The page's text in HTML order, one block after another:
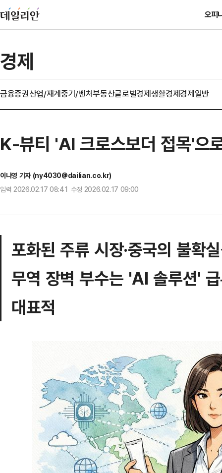
오피
경제
금융증권산업/재계중기/벤처부동산글로벌경제생활경제경제일반
K-뷰티 'AI 크로스보더 접목'으
이나영 기자 (ny4030@dailian.co.kr)
입력 2026.02.17 08:41 수정 2026.02.17 09:00
포화된 주류 시장·중국의 불확
무역 장벽 부수는 'AI 솔루션'
대표적